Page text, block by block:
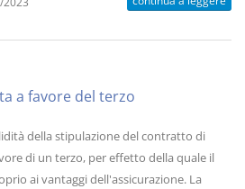
a favore del terzo
della stipulazione del contratto di
di un terzo, per effetto della quale il
ai vantaggi dell'assicurazione. La